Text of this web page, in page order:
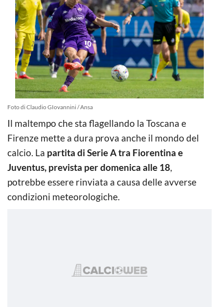
Foto di Claudio GIovannini / Ansa
Il maltempo che sta flagellando la Toscana e
Firenze mette a dura prova anche il mondo del
calcio. La partita di Serie A tra Fiorentina e
Juventus, prevista per domenica alle 18,
potrebbe essere rinviata a causa delle avverse
condizioni meteorologiche.